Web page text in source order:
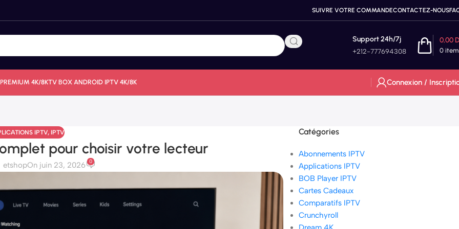
SUIVRE VOTRE COMMANDECONTACTEZ-NOUS
Support 24h/7j
+212-777694308 0
0,00
4K/8KTV BOX ANDROID IPTV 4K/8K Connexion /
IPTV, IPTV
pour choisir votre lecteur
etshopOn juin 23, 2026 0
Catégories
Abonnements IPTV
Applications IPTV
BOB Player IPTV
Cartes Cadeaux
Comparatifs IPTV
Crunchyroll